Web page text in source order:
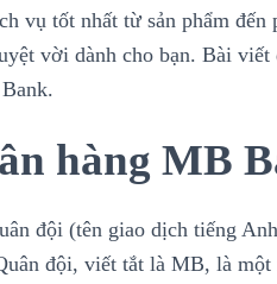
vụ tốt nhất từ sản phẩm đến
vời dành cho bạn. Bài
hàng MB
đội (tên giao dịch tiếng
đội, viết tắt là MB, là một